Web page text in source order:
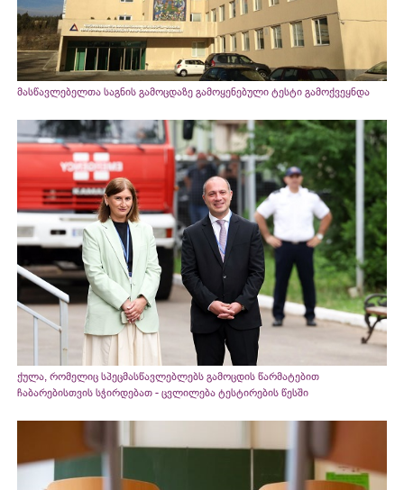
მასწავლებელთა საგნის გამოცდაზე გამოყენებული ტესტი გამოქვეყნდა
ქულა, რომელიც სპეცმასწავლებლებს გამოცდის წარმატებით
ჩაბარებისთვის სჭირდებათ - ცვლილება ტესტირების წესში